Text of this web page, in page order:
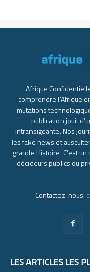
Afrique
comprendre l’Afrique
mutations
publication jouit
intransigeante. Nos
les fake news et
grande Histoire. C’est
décideurs publics ou
Contactez-nous:
LES ARTICLES LES